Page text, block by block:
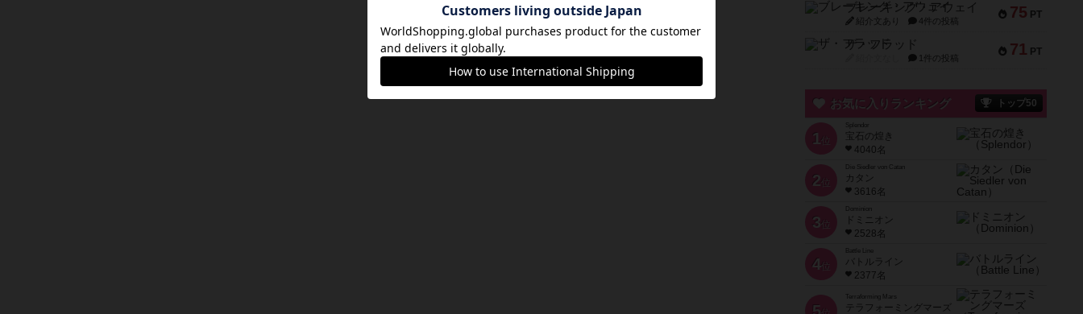
75 PT
ブレーキング・アウェイ
紹介文あり 4件の投稿
71 PT
ザ・フラッド
1件の投稿
お気に入りランキング トップ50
1 位
宝石の煌き
4040名
2 位
Die Siedler von Catan
カタン
3616名
3 位
ドミニオン
2528名
4位
Battle Line
バトルライン
2377名
Terraforming Mars
テラフォーミングマーズ